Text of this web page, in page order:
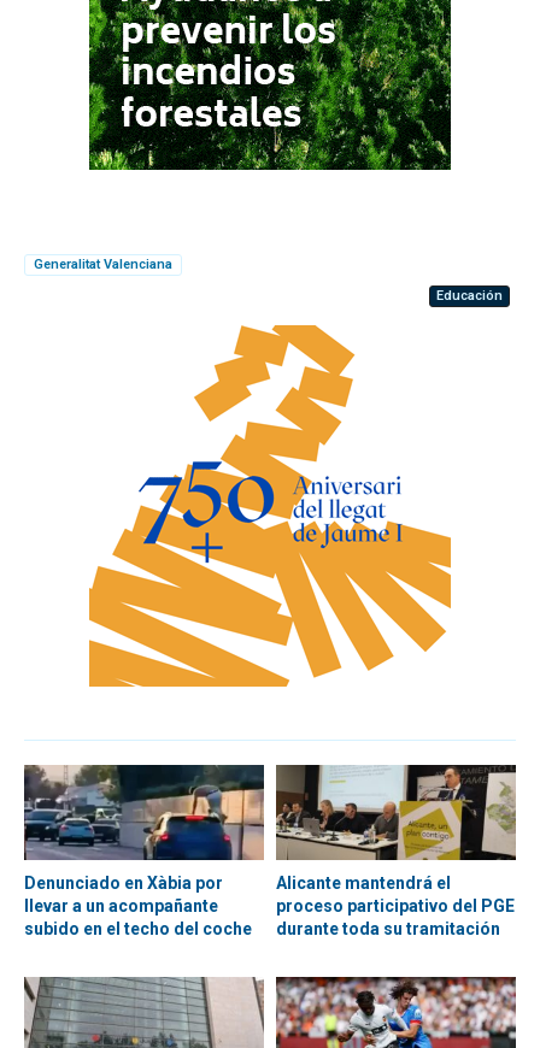
Generalitat Valenciana
Educación
Denunciado en Xàbia por
llevar a un acompañante
subido en el techo del coche
Alicante mantendrá el
proceso participativo del PGE
durante toda su tramitación